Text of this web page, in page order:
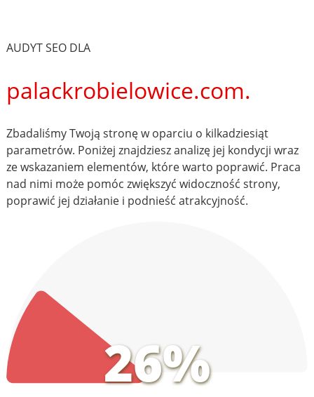
AUDYT SEO DLA
palackrobielowice.com.
Zbadaliśmy Twoją stronę w oparciu o kilkadziesiąt
parametrów. Poniżej znajdziesz analizę jej kondycji wraz
ze wskazaniem elementów, które warto poprawić. Praca
nad nimi może pomóc zwiększyć widoczność strony,
poprawić jej działanie i podnieść atrakcyjność.
26%